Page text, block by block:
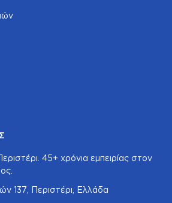
45+ χρόνια εμπειρίας στον
137, Περιστέρι, Ελλάδα